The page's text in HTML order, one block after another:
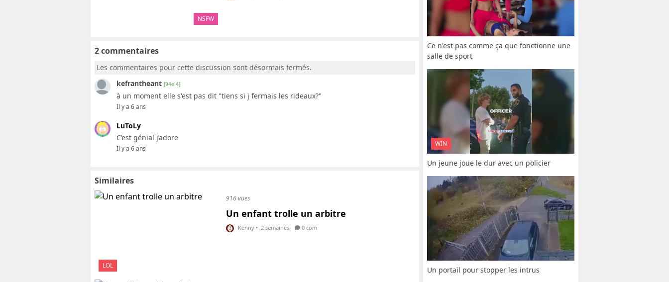
NSFW
2 commentaires
Les commentaires pour cette discussion sont désormais fermés.
kefrantheant [94e!4]
à un moment elle s'est pas dit "tiens si j fermais les rideaux?"
Il y a 6 ans
LuToLy
C’est génial j’adore
Il y a 6 ans
Similaires
LOL
916 vues
Un enfant trolle un arbitre
Kenny • 2 semaines 0 com
Ce n'est pas comme ça que fonctionne une
salle de sport
WIN
Un jeune joue le dur avec un policier
Un portail pour stopper les intrus